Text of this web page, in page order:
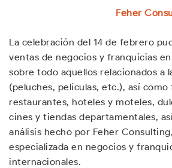
Feher
La celebración del 14 de febrero
ventas de negocios y franquicias
sobre todo aquellos relacionados a
(peluches, películas, etc.), así
restaurantes, hoteles y moteles,
cines y tiendas departamentales,
análisis hecho por Feher
especializada en negocios y
internacionales.